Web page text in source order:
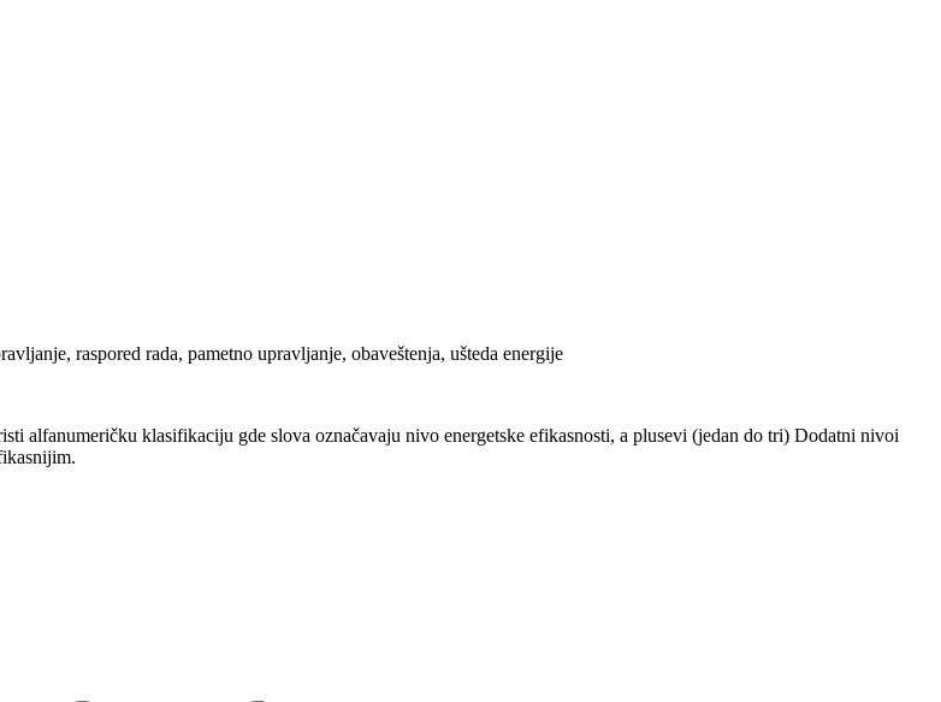
raspored rada, pametno upravljanje, obaveštenja, ušteda energije
klasifikaciju gde slova označavaju nivo energetske efikasnosti, a plusevi (jedan do tri) Dodatni nivoi